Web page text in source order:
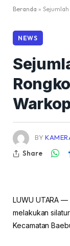
Beranda » Sejumlah
NEWS
BY
Share
LUWU UTARA
melakukan
Kecamatan